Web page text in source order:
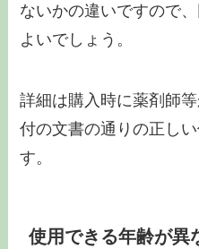
ないかの違いですので
よいでしょう。
詳細は購入時に薬剤師
付の文書の通りの正し
す。
使用できる年齢が異